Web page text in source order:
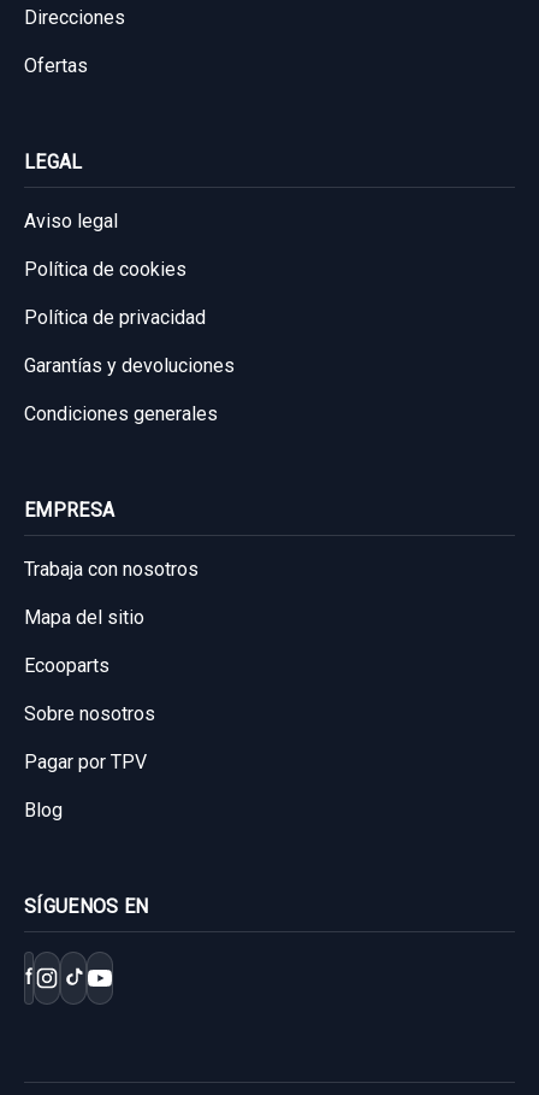
Direcciones
Ofertas
LEGAL
Aviso legal
Política de cookies
Política de privacidad
Garantías y devoluciones
Condiciones generales
EMPRESA
Trabaja con nosotros
Mapa del sitio
Ecooparts
Sobre nosotros
Pagar por TPV
Blog
SÍGUENOS EN
f